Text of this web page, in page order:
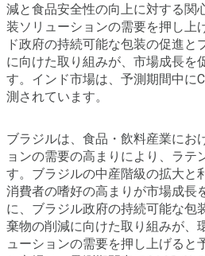
減と食品安全性の向上に対する関
装ソリューションの需要を押し上
ド政府の持続可能な包装の促進と
に向けた取り組みが、市場成長を
す。インド市場は、予測期間中に
測されています。
ブラジルは、食品・飲料産業にお
ョンの需要の高まりにより、ラテ
す。ブラジルの中産階級の拡大と
消費者の嗜好の高まりが市場成長
に、ブラジル政府の持続可能な包
棄物の削減に向けた取り組みが、
ューションの需要を押し上げると